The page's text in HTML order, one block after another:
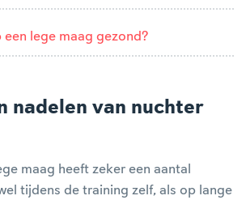
een lege maag gezond?
nadelen van nuchter
maag heeft zeker een aantal
tijdens de training zelf, als op lange